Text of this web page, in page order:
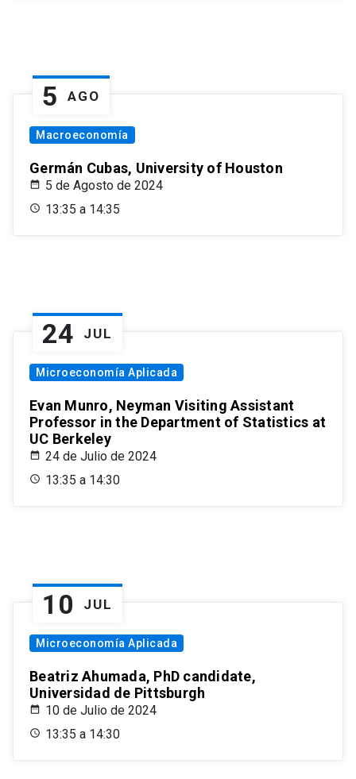
5 AGO
Macroeconomía
Germán Cubas, University of Houston
5 de Agosto de 2024
13:35 a 14:35
24 JUL
Microeconomía Aplicada
Evan Munro, Neyman Visiting Assistant
Professor in the Department of Statistics at
UC Berkeley
24 de Julio de 2024
13:35 a 14:30
10 JUL
Microeconomía Aplicada
Beatriz Ahumada, PhD candidate,
Universidad de Pittsburgh
10 de Julio de 2024
13:35 a 14:30